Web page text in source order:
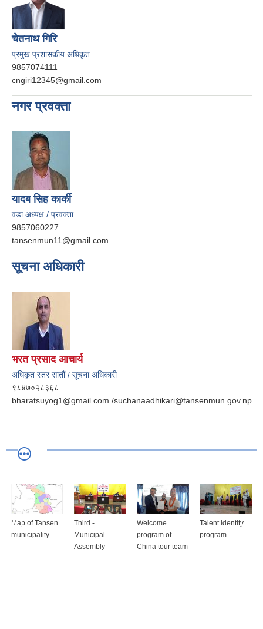
चेतनाथ गिरि
प्रमुख प्रशासकीय अधिकृत
9857074111
cngiri12345@gmail.com
नगर प्रवक्ता
यादब सिह कार्की
वडा अध्यक्ष / प्रवक्ता
9857060227
tansenmun11@gmail.com
सूचना अधिकारी
भरत प्रसाद आचार्य
अधिकृत स्तर सातौं / सूचना अधिकारी
९८४७०२८३६८
bharatsuyog1@gmail.com /suchanaadhikari@tansenmun.gov.np
Map of Tansen
municipality
Third -
Municipal
Assembly
Welcome
program of
China tour team
Talent identity
program